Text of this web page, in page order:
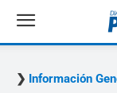
Información